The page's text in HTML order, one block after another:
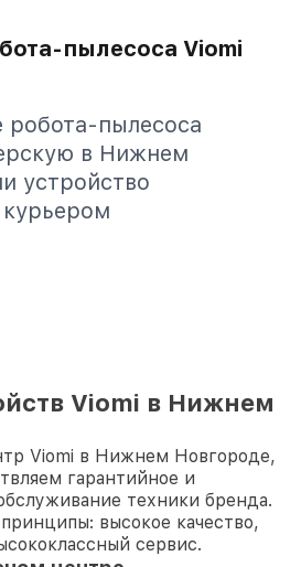
пылесоса Viomi
робота-пылесоса
в Нижнем
устройство
курьером
Viomi в Нижнем
Viomi в Нижнем Новгороде,
гарантийное и
техники бренда.
высокое качество,
сервис.